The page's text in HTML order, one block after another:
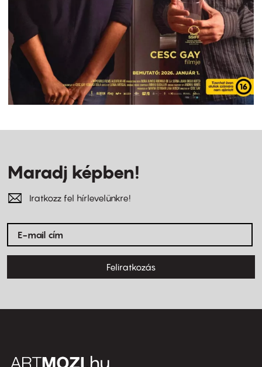
Maradj képben!
Iratkozz fel hírlevelünkre!
Feliratkozás